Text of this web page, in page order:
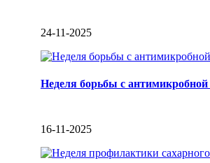
24-11-2025
Неделя борьбы с антимикробной
16-11-2025